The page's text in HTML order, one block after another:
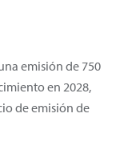
emisión de 750
en 2028,
de emisión de